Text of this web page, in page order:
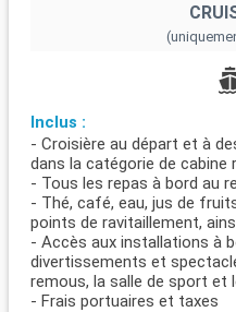
Inclus :
- Croisière au départ et à
dans la catégorie de cabine
- Tous les repas à bord au
- Thé, café, eau, jus de
points de ravitaillement,
- Accès aux installations à
divertissements et
remous, la salle de sport et
- Frais portuaires et taxes